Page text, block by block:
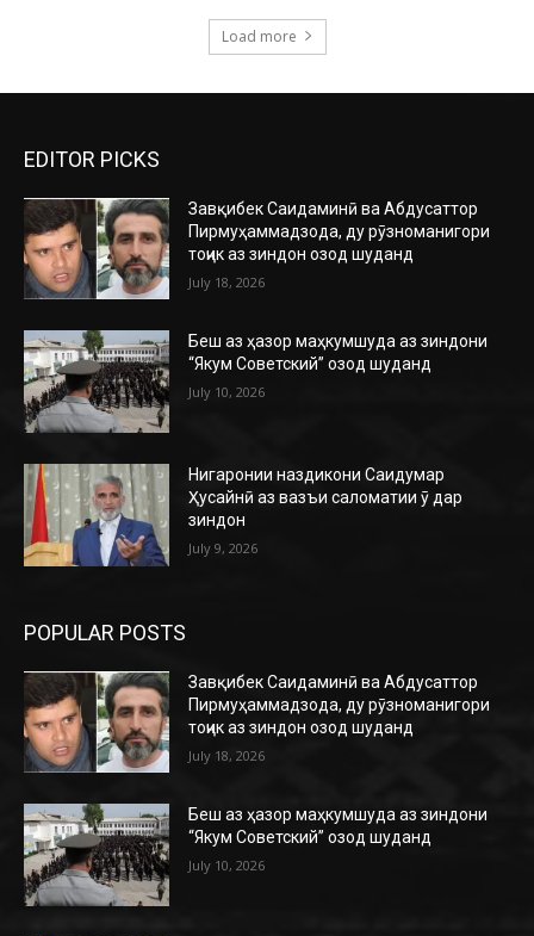
Load more
EDITOR PICKS
Завқибек Саидаминӣ ва Абдусаттор
Пирмуҳаммадзода, ду рӯзноманигори
тоҷик аз зиндон озод шуданд
July 18, 2026
Беш аз ҳазор маҳкумшуда аз зиндони
“Якум Советский” озод шуданд
July 10, 2026
Нигаронии наздикони Саидумар
Ҳусайнӣ аз вазъи саломатии ӯ дар
зиндон
July 9, 2026
POPULAR POSTS
Завқибек Саидаминӣ ва Абдусаттор
Пирмуҳаммадзода, ду рӯзноманигори
тоҷик аз зиндон озод шуданд
July 18, 2026
Беш аз ҳазор маҳкумшуда аз зиндони
“Якум Советский” озод шуданд
July 10, 2026